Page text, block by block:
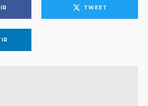
TWEET